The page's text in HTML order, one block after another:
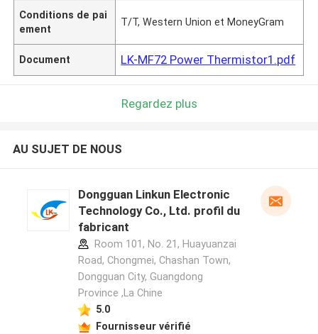
Conditions de pai
ement
T/T, Western Union et MoneyGram
Document LK-MF72 Power Thermistor1.pdf
Regardez plus
AU SUJET DE NOUS
Dongguan Linkun Electronic
Technology Co., Ltd. profil du
fabricant
Room 101, No. 21, Huayuanzai
Road, Chongmei, Chashan Town,
Dongguan City, Guangdong
Province ,La Chine
5.0
Fournisseur vérifié